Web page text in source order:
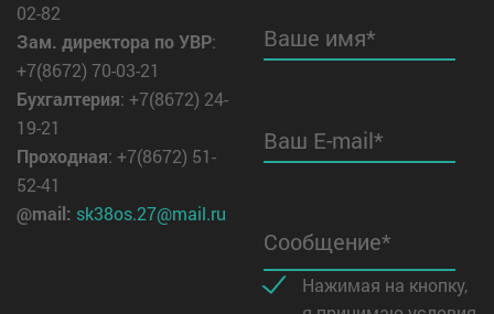
02-82
Зам. директора по УВР:
+7(8672) 70-03-21
Бухгалтерия: +7(8672) 24-
19-21
Проходная: +7(8672) 51-
52-41
@mail: sk38os.27@mail.ru
Ваше имя*
Ваш E-mail*
Сообщение*
Нажимая на кнопку,